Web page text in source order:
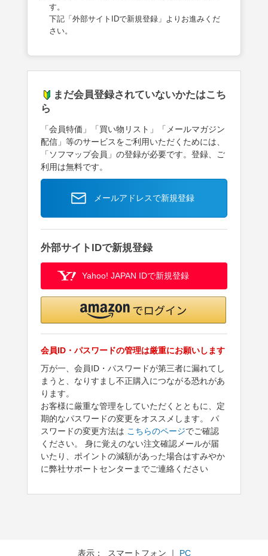
す。
下記「外部サイトIDで新規登録」よりお進みくだ
さい。
まだ会員登録されていないかたはこち
ら
「会員特価」「買い物リスト」「メールマガジン
配信」等のサービスをご利用いただくためには、
「ソフマップ会員」の登録が必要です。登録、ご
利用は無料です。
メールアドレスで新規登録
外部サイトIDで新規登録
Yahoo! JAPAN IDで新規登録
会員ID・パスワードの管理は厳重にお願いします
万が一、会員ID・パスワードが第三者に漏れてし
まうと、なりすまし不正購入につながる恐れがあ
ります。
お客様に厳重な管理をしていただくとともに、定
期的なパスワードの変更をオススメします。 パ
スワードの変更方法は こちらのページでご確認
ください。 身に覚えのない注文確認メールが届
いたり、ポイントの減額があった場合はすみやか
に弊社サポートセンターまでご連絡ください
表示： スマートフォン ｜ PC